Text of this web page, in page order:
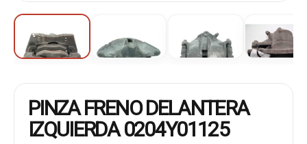
PINZA FRENO DELANTERA
IZQUIERDA 0204Y01125